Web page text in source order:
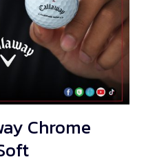
Chrome